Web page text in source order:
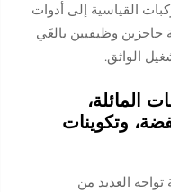
القياسية إلى أدوات
حاجزين وظيفيين بالغَي
الواثق.
المائلة،
وتكوينات
العديد من